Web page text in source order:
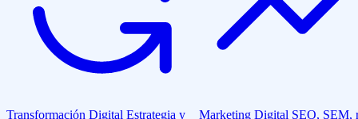
Transformación Digital Estrategia y
Marketing Digital SEO, SEM,